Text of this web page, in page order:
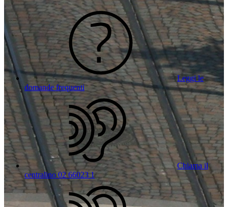
Leggi le
domande frequenti
Chiama il
centralino 02 66023 1